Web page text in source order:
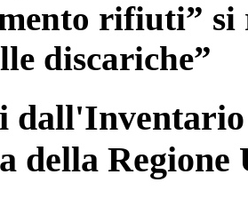
rifiuti”
discariche”
della